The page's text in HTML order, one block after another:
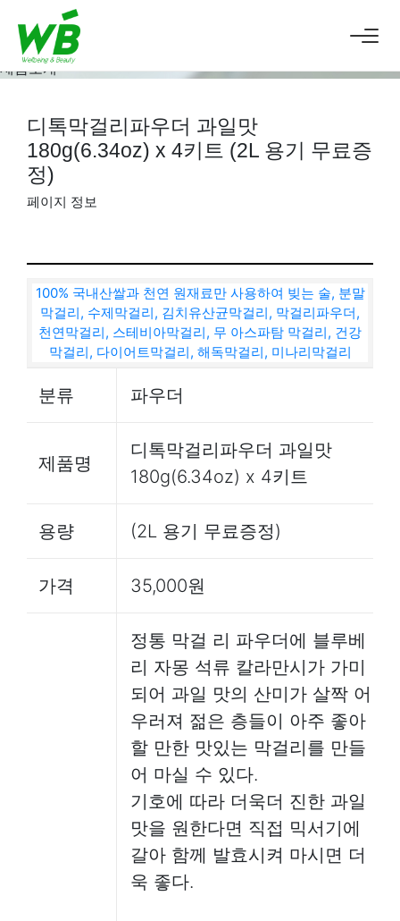
건강하고 좋은 술
제품소개
제품소개
디톡막걸리파우더 과일맛
180g(6.34oz) x 4키트 (2L 용기 무료증
정)
페이지 정보
목록
분류 파우더
제품명
디톡막걸리파우더 과일맛
180g(6.34oz) x 4키트
용량 (2L 용기 무료증정)
가격 35,000원
정통 막걸 리 파우더에 블루베
리 자몽 석류 칼라만시가 가미
되어 과일 맛의 산미가 살짝 어
우러져 젊은 층들이 아주 좋아
할 만한 맛있는 막걸리를 만들
어 마실 수 있다.
기호에 따라 더욱더 진한 과일
맛을 원한다면 직접 믹서기에
갈아 함께 발효시켜 마시면 더
욱 좋다.